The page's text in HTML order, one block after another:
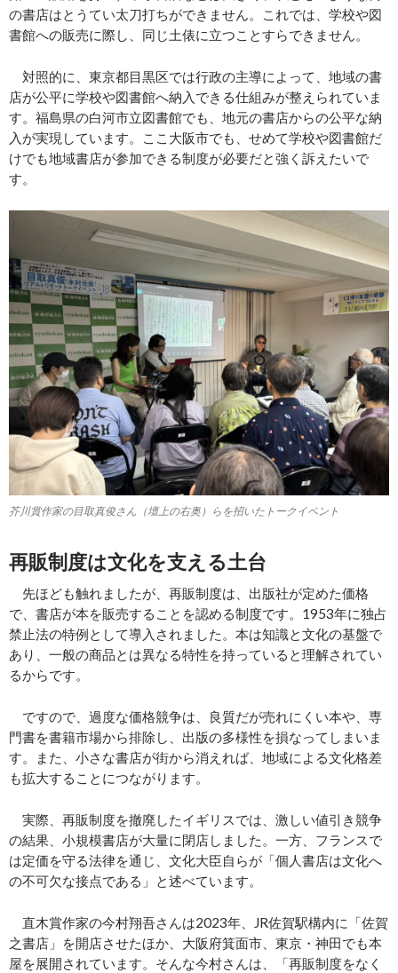
の書店はとうてい太刀打ちができません。これでは、学校や図
書館への販売に際し、同じ土俵に立つことすらできません。
対照的に、東京都目黒区では行政の主導によって、地域の書
店が公平に学校や図書館へ納入できる仕組みが整えられていま
す。福島県の白河市立図書館でも、地元の書店からの公平な納
入が実現しています。ここ大阪市でも、せめて学校や図書館だ
けでも地域書店が参加できる制度が必要だと強く訴えたいで
す。
芥川賞作家の目取真俊さん（壇上の右奥）らを招いたトークイベント
再販制度は文化を支える土台
先ほども触れましたが、再販制度は、出版社が定めた価格
で、書店が本を販売することを認める制度です。1953年に独占
禁止法の特例として導入されました。本は知識と文化の基盤で
あり、一般の商品とは異なる特性を持っていると理解されてい
るからです。
ですので、過度な価格競争は、良質だが売れにくい本や、専
門書を書籍市場から排除し、出版の多様性を損なってしまいま
す。また、小さな書店が街から消えれば、地域による文化格差
も拡大することにつながります。
実際、再販制度を撤廃したイギリスでは、激しい値引き競争
の結果、小規模書店が大量に閉店しました。一方、フランスで
は定価を守る法律を通じ、文化大臣自らが「個人書店は文化へ
の不可欠な接点である」と述べています。
直木賞作家の今村翔吾さんは2023年、JR佐賀駅構内に「佐賀
之書店」を開店させたほか、大阪府箕面市、東京・神田でも本
屋を展開されています。そんな今村さんは、「再販制度をなく